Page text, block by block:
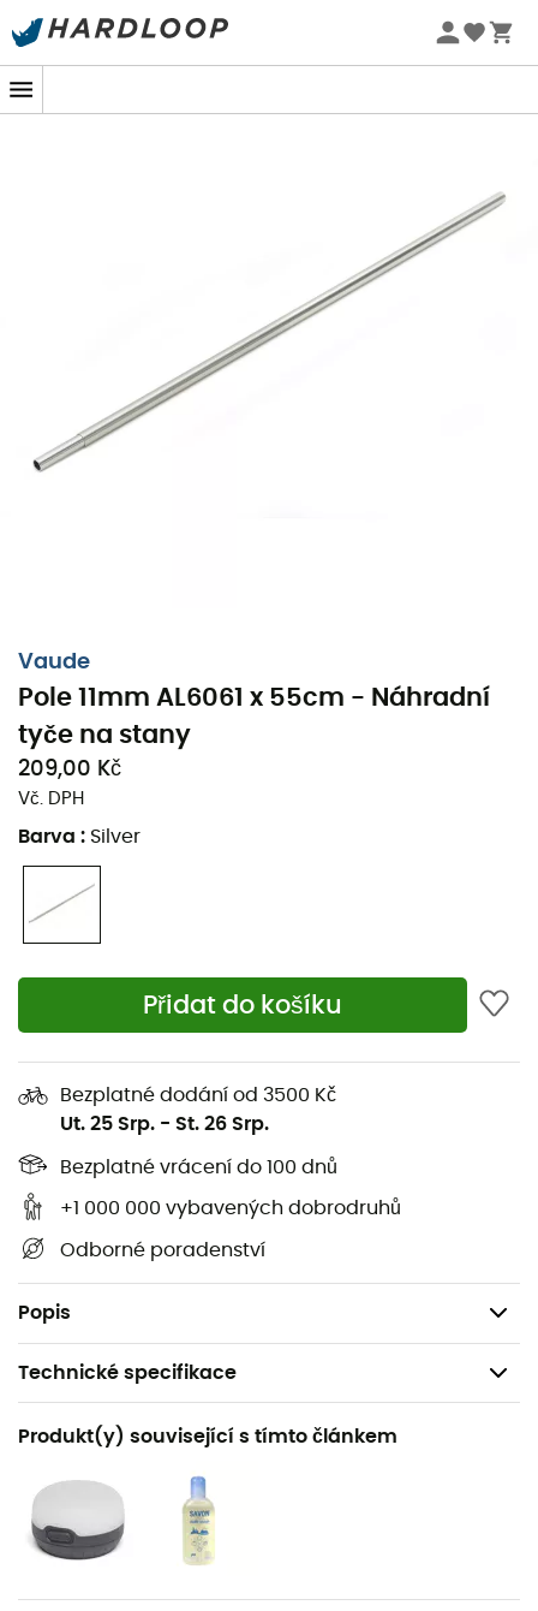
Letní akce 🔥 -5 % EXTRA při nákupu 2 produktů* s kódem
Vaude
Pole 11mm AL6061 x 55cm - Náhradní
tyče na stany
209,00 Kč
Vč. DPH
Barva : Silver
Přidat do košíku
Bezplatné dodání od 3500 Kč
Ut. 25 Srp. - St. 26 Srp.
Bezplatné vrácení do 100 dnů
+1 000 000 vybavených dobrodruhů
Odborné poradenství
Popis
Pole 11mm (AL6061) x 55cm , W/Insert je
oblouknavržený značkouVaude, ideální pro výměnu
zlomené konstrukce stanu. Pole 11mm (AL6061) x 55cm,
W/Insert je vhodný pro konstrukce o průměru 11 mm. S
Pole 11mm (AL6061) x 55cm, W/Insert bude výměna vaší
vadné části rychlá a jednoduchá!
Náhradní díl
Vhodné pro konstrukce o průměru 11 mm
Technické specifikace
Název produktu
Pole 11mm AL6061 x 55cm
Vlastnosti
55 cm
Průměr oblouků
Produkt(y) související s tímto článkem